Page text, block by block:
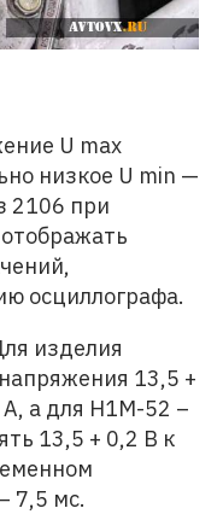
U max
низкое U min —
2106 при
осциллографа.
изделия
13,5 +
а для Н1М-52 –
13,5 + 0,2 В к
7,5 мс.